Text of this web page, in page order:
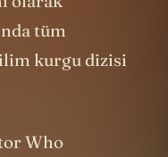
tüm
kurgu dizisi
Who